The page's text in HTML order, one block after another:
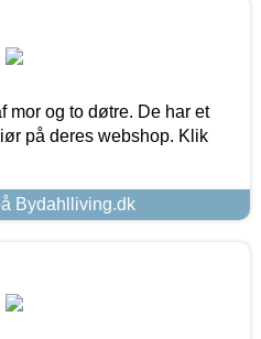
mor og to døtre. De har et
på deres webshop. Klik
Bydahlliving.dk